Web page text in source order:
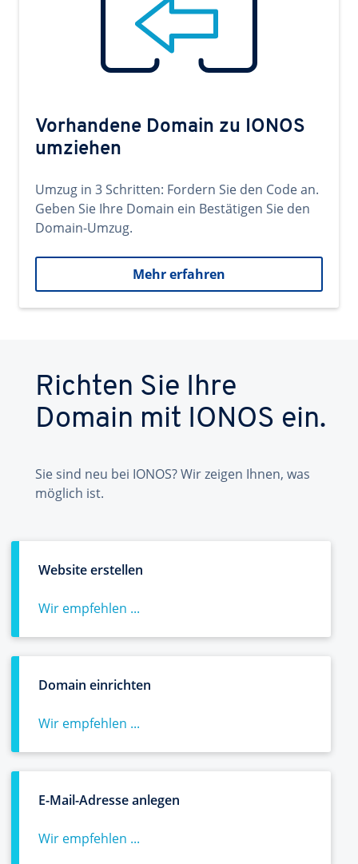
Vorhandene Domain zu IONOS
umziehen
Umzug in 3 Schritten: Fordern Sie den Code an.
Geben Sie Ihre Domain ein Bestätigen Sie den
Domain-Umzug.
Mehr erfahren
Richten Sie Ihre
Domain mit IONOS ein.
Sie sind neu bei IONOS? Wir zeigen Ihnen, was
möglich ist.
Website erstellen
Wir empfehlen ...
Domain einrichten
Wir empfehlen ...
E-Mail-Adresse anlegen
Wir empfehlen ...